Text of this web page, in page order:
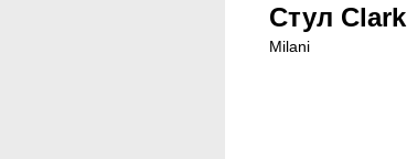
Стул Clark
Milani